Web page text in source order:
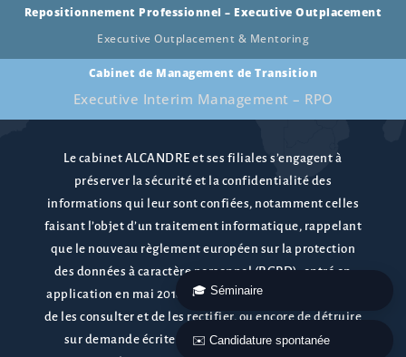
Repositionnement Professionnel – Executive Outplacement
Executive Outplacement & Mentoring
Cabinet de Management de Transition
Executive Interim Management – RPO
Le cabinet ALCANDRE et ses filiales s’engagent à
préserver la sécurité et la confidentialité des
informations qui leur sont confiées, notamment celles
faisant l’objet d’un traitement informatique, rappelant
que le nouveau règlement européen sur la protection
des données à caractère personnel (RGPD), entré en
application en mai 2018 confère le droit de s’y opposer,
de les consulter et de les rectifier, ou encore de détruire
sur demande écrite le dossier d’une personne ne